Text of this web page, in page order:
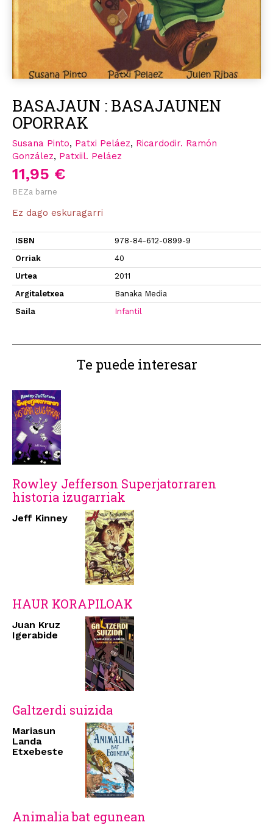
BASAJAUN : BASAJAUNEN
OPORRAK
Susana Pinto, Patxi Peláez, Ricardodir. Ramón
González, Patxiil. Peláez
11,95 €
BEZa barne
Ez dago eskuragarri
ISBN
978-84-612-0899-9
Orriak
40
Urtea
2011
Argitaletxea
Banaka Media
Saila
Infantil
Te puede interesar
Rowley Jefferson Superjatorraren
historia izugarriak
Jeff Kinney
HAUR KORAPILOAK
Juan Kruz
Igerabide
Galtzerdi suizida
Mariasun
Landa
Etxebeste
Animalia bat egunean